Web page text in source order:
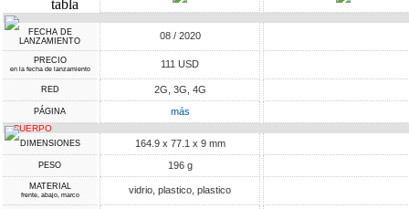
FECHA DE
LANZAMIENTO
08 / 2020
PRECIO
en la fecha de lanzamiento 111 USD
RED 2G, 3G, 4G
PÁGINA más
CUERPO
DIMENSIONES 164.9 x 77.1 x 9 mm
PESO 196 g
MATERIAL
frente, abajo, marco vidrio, plastico, plastico